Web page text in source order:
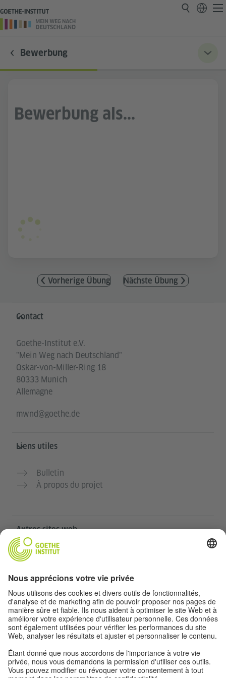
Bewerbung
Bewerbung als...
Vorherige Übung Nächste Übung
Service- und Informationsbereich
Contact
Goethe-Institut e.V.
"Mein Weg nach Deutschland"
Oskar-von-Miller-Ring 18
80333 Munich
Allemagne
mwnd@goethe.de
Liens utiles
Bulletin
À propos du projet
Autres sites web
Communauté „Deutsch für dich“
Cours d’allemand de l’Institut Goethe
Portail pour enseignants „Deutschstunde“
Confidentialité et accessibilité
Paramètres de confidentialité
Accessibilité